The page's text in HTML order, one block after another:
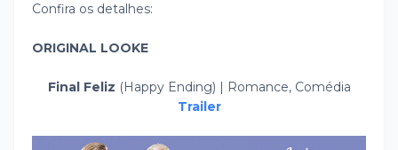
Confira os detalhes:
ORIGINAL LOOKE
Final Feliz (Happy Ending) | Romance, Comédia
Trailer